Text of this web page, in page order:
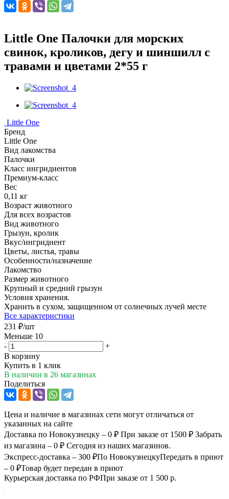
Little One Палочки для морских
свинок, кроликов, дегу и шиншилл с
травами и цветами 2*55 г
Little One
Бренд
Little One
Вид лакомства
Палочки
Класс ингридиентов
Премиум-класс
Вес
0,11 кг
Возраст животного
Для всех возрастов
Вид животного
Грызун, кролик
Вкус/ингридиент
Цветы, листья, травы
Особенности/назначение
Лакомство
Размер животного
Крупный и средний грызун
Условия хранения.
Хранить в сухом, защищенном от солнечных лучей месте
Все характеристики
231 ₽/шт
Меньше 10
-
+
В корзину
Купить в 1 клик
В наличии в 26 магазинах
Поделиться
Цена и наличие в магазинах сети могут отличаться от
указанных на сайте
Доставка по Новокузнецку – 0 ₽ При заказе от 1500 ₽ Забрать
из магазина – 0 ₽ Сегодня из наших магазинов.
Экспресс-доставка – 300 ₽По НовокузнецкуПередать в приют
– 0 ₽Товар будет передан в приют
Курьерская доставка по РФПри заказе от 1 500 р.